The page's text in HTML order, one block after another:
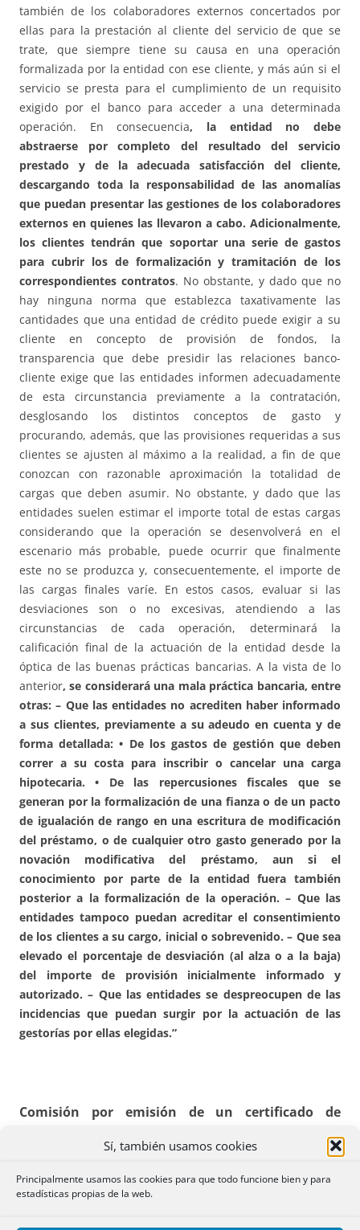
Sí, también usamos cookies
Principalmente usamos las cookies para que todo funcione bien y para
estadísticas propias de la web.
también de los colaboradores externos concertados por
ellas para la prestación al cliente del servicio de que se
trate, que siempre tiene su causa en una operación
formalizada por la entidad con ese cliente, y más aún si el
servicio se presta para el cumplimiento de un requisito
exigido por el banco para acceder a una determinada
operación. En consecuencia, la entidad no debe
abstraerse por completo del resultado del servicio
prestado y de la adecuada satisfacción del cliente,
descargando toda la responsabilidad de las anomalías
que puedan presentar las gestiones de los colaboradores
externos en quienes las llevaron a cabo. Adicionalmente,
los clientes tendrán que soportar una serie de gastos
para cubrir los de formalización y tramitación de los
correspondientes contratos. No obstante, y dado que no
hay ninguna norma que establezca taxativamente las
cantidades que una entidad de crédito puede exigir a su
cliente en concepto de provisión de fondos, la
transparencia que debe presidir las relaciones banco-
cliente exige que las entidades informen adecuadamente
de esta circunstancia previamente a la contratación,
desglosando los distintos conceptos de gasto y
procurando, además, que las provisiones requeridas a sus
clientes se ajusten al máximo a la realidad, a fin de que
conozcan con razonable aproximación la totalidad de
cargas que deben asumir. No obstante, y dado que las
entidades suelen estimar el importe total de estas cargas
considerando que la operación se desenvolverá en el
escenario más probable, puede ocurrir que finalmente
este no se produzca y, consecuentemente, el importe de
las cargas finales varíe. En estos casos, evaluar si las
desviaciones son o no excesivas, atendiendo a las
circunstancias de cada operación, determinará la
calificación final de la actuación de la entidad desde la
óptica de las buenas prácticas bancarias. A la vista de lo
anterior, se considerará una mala práctica bancaria, entre
otras: – Que las entidades no acrediten haber informado
a sus clientes, previamente a su adeudo en cuenta y de
forma detallada: • De los gastos de gestión que deben
correr a su costa para inscribir o cancelar una carga
hipotecaria. • De las repercusiones fiscales que se
generan por la formalización de una fianza o de un pacto
de igualación de rango en una escritura de modificación
del préstamo, o de cualquier otro gasto generado por la
novación modificativa del préstamo, aun si el
conocimiento por parte de la entidad fuera también
posterior a la formalización de la operación. – Que las
entidades tampoco puedan acreditar el consentimiento
de los clientes a su cargo, inicial o sobrevenido. – Que sea
elevado el porcentaje de desviación (al alza o a la baja)
del importe de provisión inicialmente informado y
autorizado. – Que las entidades se despreocupen de las
incidencias que puedan surgir por la actuación de las
gestorías por ellas elegidas.”
Comisión por emisión de un certificado de
cancelación económica de la deuda y cancelación
“Según el artículo 82 del texto refundido de la Ley